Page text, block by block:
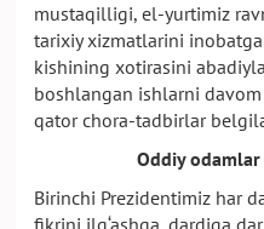
mustaqilligi, el-yurtimiz
tarixiy xizmatlarini
kishining xotirasini
boshlangan ishlarni
qator chora-tadbirlar
Oddiy
Birinchi Prezidentimiz har
fikrini ilg‘ashga, dardiga